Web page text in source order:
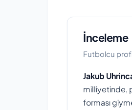
İnceleme
Futbolcu
Jakub
milliyetinde,
forması